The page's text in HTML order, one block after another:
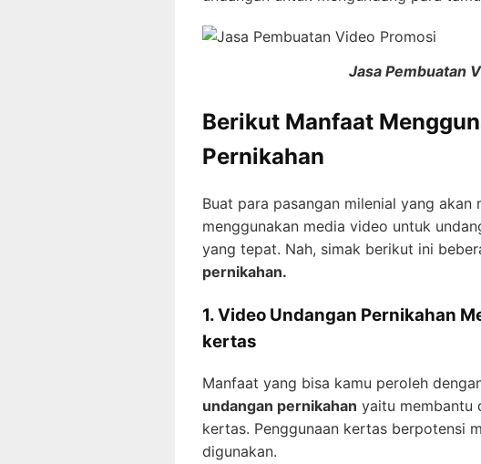
Jasa Pembuatan
Berikut Manfaat
Pernikahan
Buat para pasangan milenial yang akan
menggunakan media video untuk
yang tepat. Nah, simak berikut ini
pernikahan.
1. Video Undangan Pernikahan
kertas
Manfaat yang bisa kamu peroleh
undangan pernikahan yaitu membantu
kertas. Penggunaan kertas berpotensi
digunakan.